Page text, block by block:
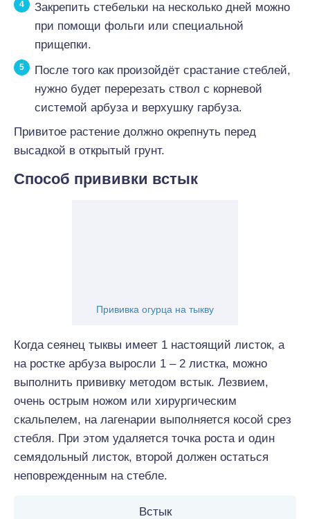
Закрепить стебельки на несколько дней можно
при помощи фольги или специальной
прищепки.
После того как произойдёт срастание стеблей,
нужно будет перерезать ствол с корневой
системой арбуза и верхушку гарбуза.
Привитое растение должно окрепнуть перед
высадкой в открытый грунт.
Способ прививки встык
Прививка огурца на тыкву
Когда сеянец тыквы имеет 1 настоящий листок, а
на ростке арбуза выросли 1 – 2 листка, можно
выполнить прививку методом встык. Лезвием,
очень острым ножом или хирургическим
скальпелем, на лагенарии выполняется косой срез
стебля. При этом удаляется точка роста и один
семядольный листок, второй должен остаться
неповрежденным на стебле.
Встык